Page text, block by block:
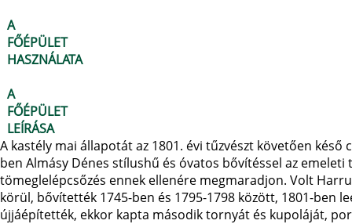
A
FŐÉPÜLET
HASZNÁLATA
A
FŐÉPÜLET
LEÍRÁSA
A kastély mai állapotát az 1801. évi tűzvészt követően
ben Almásy Dénes stílushű és óvatos bővítéssel az
tömeglelépcsőzés ennek ellenére megmaradjon. Volt
körül, bővítették 1745-ben és 1795-1798 között, 1801-ben
újjáépítették, ekkor kapta második tornyát és kupoláját,